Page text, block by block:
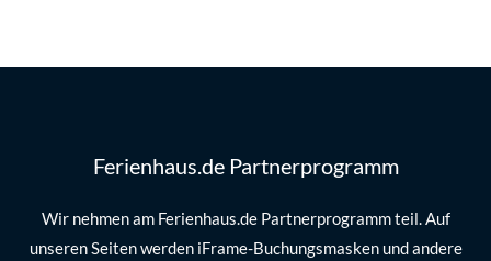
Ferienhaus.de Partnerprogramm
Wir nehmen am Ferienhaus.de Partnerprogramm teil. Auf
unseren Seiten werden iFrame-Buchungsmasken und andere